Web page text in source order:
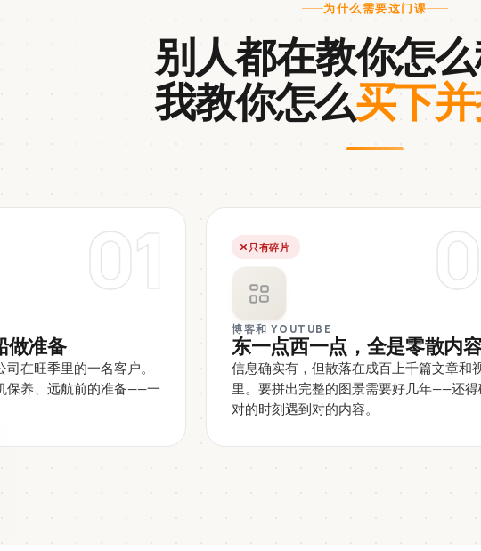
为什么需要这门课
别人都在教你怎么
我教你怎么买下
01
做准备
在旺季里的一名客户。
保养、远航前的准备——一
只有碎片
博客和 YOUTUBE
东一点西一点，全是零散内
信息确实有，但散落在成百上千篇文章和
里。要拼出完整的图景需要好几年——还得
对的时刻遇到对的内容。